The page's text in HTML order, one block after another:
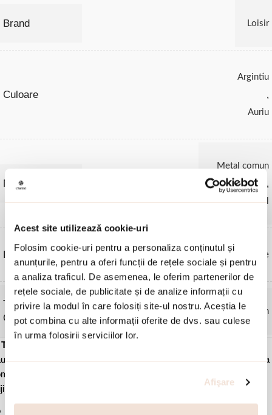
Acest site utilizează cookie-uri
Folosim cookie-uri pentru a personaliza conținutul și
anunțurile, pentru a oferi funcții de rețele sociale și pentru
a analiza traficul. De asemenea, le oferim partenerilor de
rețele sociale, de publicitate și de analize informații cu
privire la modul în care folosiți site-ul nostru. Aceștia le
pot combina cu alte informații oferite de dvs. sau culese
în urma folosirii serviciilor lor.
Afişare
Brand Loisir
Culoare
Argintiu
,
Auriu
Material
Metal comun
,
Otel Inoxidabil
Piatra Fara pietre
Tip Curea
Ceas
Mesh
Transport gratuit
la easybox✓ Schimb/retur garantattimp de 14 zile de la primirea